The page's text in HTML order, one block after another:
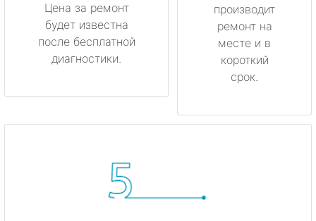
Цена за ремонт
будет известна
после бесплатной
диагностики.
производит
ремонт на
месте и в
короткий
срок.